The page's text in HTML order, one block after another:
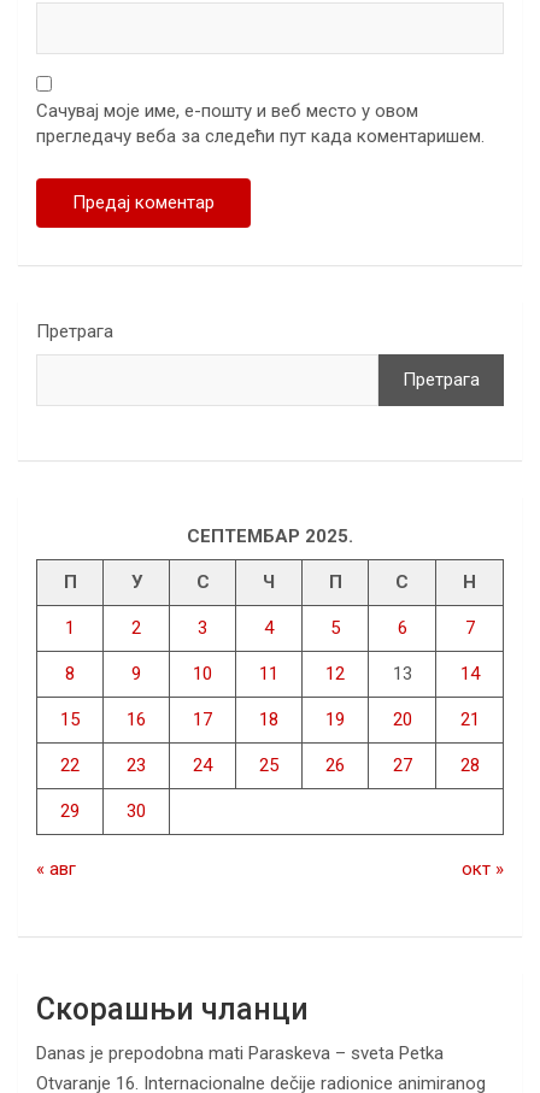
Сачувај моје име, е-пошту и веб место у овом
прегледачу веба за следећи пут када коментаришем.
Претрага
Претрага
СЕПТЕМБАР 2025.
П У С Ч П С Н
1 2 3 4 5 6 7
8 9 10 11 12 13 14
15 16 17 18 19 20 21
22 23 24 25 26 27 28
29 30
« авг окт »
Скорашњи чланци
Danas je prepodobna mati Paraskeva – sveta Petka
Otvaranje 16. Internacionalne dečije radionice animiranog